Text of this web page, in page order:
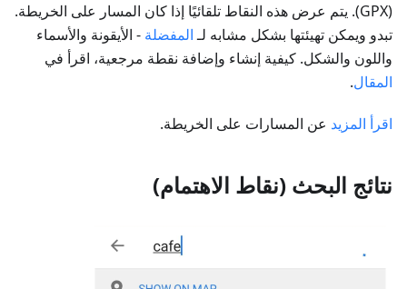
(GPX). يتم عرض هذه النقاط تلقائيًا إذا كان المسار على الخريطة.
تبدو ويمكن تهيئتها بشكل مشابه لـالمفضلة - الأيقونة والأسماء
واللون والشكل. كيفية إنشاء وإضافة نقطة مرجعية، اقرأ في
المقال.
اقرأ المزيد عن المسارات على الخريطة.
نتائج البحث (نقاط الاهتمام)